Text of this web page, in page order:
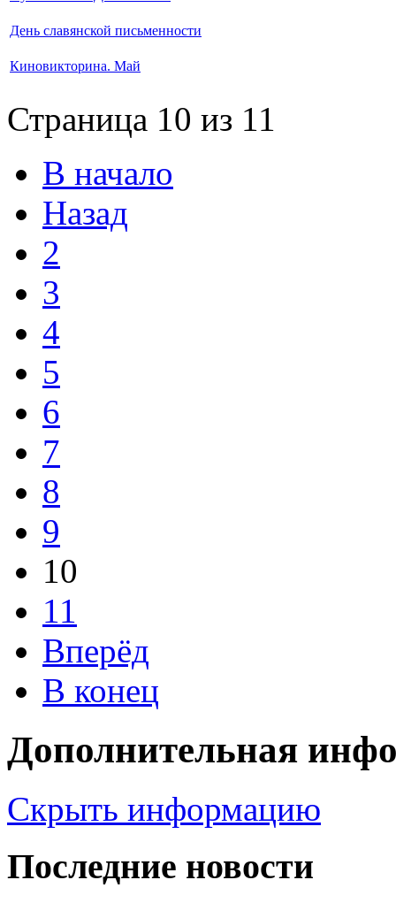
День славянской письменности
Киновикторина. Май
Страница 10 из 11
В начало
Назад
2
3
4
5
6
7
8
9
10
11
Вперёд
В конец
Дополнительная
Скрыть информацию
Последние новости